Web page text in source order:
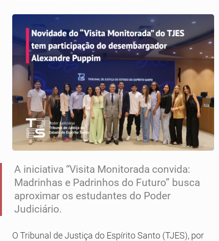
A iniciativa “Visita Monitorada convida:
Madrinhas e Padrinhos do Futuro” busca
aproximar os estudantes do Poder
Judiciário.
O Tribunal de Justiça do Espírito Santo (TJES), por